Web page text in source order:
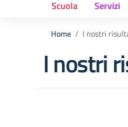
Scuola Servizi
Home I nostri
I nostri